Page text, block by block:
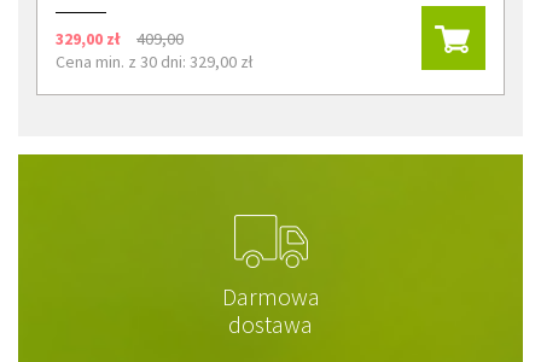
329,00 zł
409,00
Cena min. z 30 dni: 329,00 zł
Darmowa
dostawa